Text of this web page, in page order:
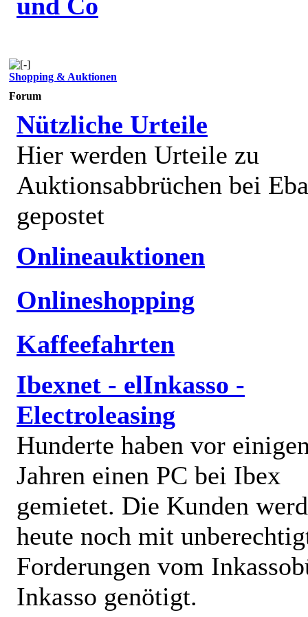
Shopping & Auktionen
Forum
Nützliche Urteile
Hier werden Urteile zu
Auktionsabbrüchen bei
gepostet
Onlineauktionen
Onlineshopping
Kaffeefahrten
Ibexnet - elInkasso -
Electroleasing
Hunderte haben vor
Jahren einen PC bei Ibex
gemietet. Die Kunden
heute noch mit
Forderungen vom
Inkasso genötigt.